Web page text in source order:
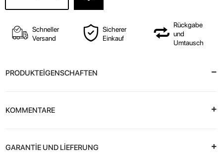
Schneller
Versand
Sicherer
Einkauf
Rückgabe
und
Umtausch
PRODUKTEİGENSCHAFTEN
KOMMENTARE
GARANTİE UND LİEFERUNG